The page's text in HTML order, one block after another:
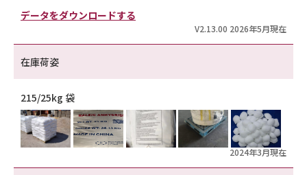
データをダウンロードする
V2.13.00 2026年5月現在
在庫荷姿
215/25kg 袋
2024年3月現在